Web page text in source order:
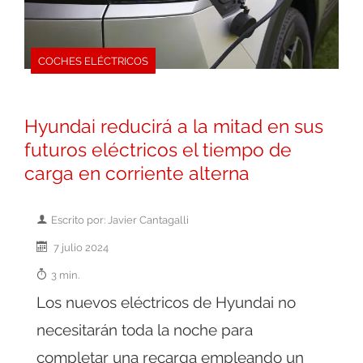
COCHES ELÉCTRICOS
Hyundai reducirá a la mitad en sus
futuros eléctricos el tiempo de
carga en corriente alterna
Escrito por: Javier Cantagalli
7 julio 2024
3 min.
Los nuevos eléctricos de Hyundai no
necesitarán toda la noche para
completar una recarga empleando un